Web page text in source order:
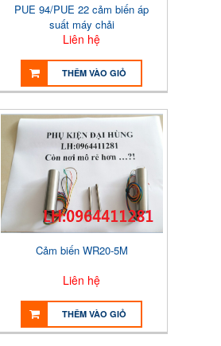
PUE 94/PUE 22 cảm biến áp
suất máy chải
Liên hệ
THÊM VÀO GIỎ
Cảm biến WR20-5M
Liên hệ
THÊM VÀO GIỎ